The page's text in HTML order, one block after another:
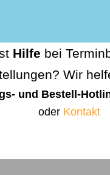
Hilfe bei
Wir
und Bestell-
oder Kontakt